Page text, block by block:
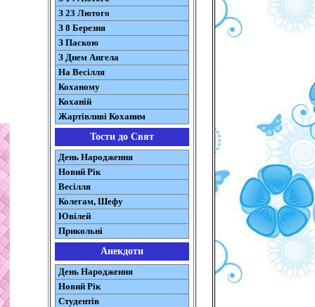
З 23 Лютого
З 8 Березня
З Паскою
З Днем Ангела
На Весілля
Коханому
Коханій
Жартівливі Коханим
Тости до Свят
День Народження
Новий Рік
Весілля
Колегам, Шефу
Ювілей
Прикольні
Анекдоти
День Народження
Новий Рік
Студентів